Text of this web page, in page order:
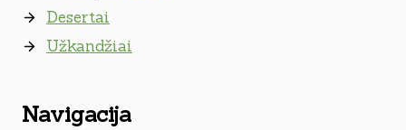
Desertai
Užkandžiai
Navigacija